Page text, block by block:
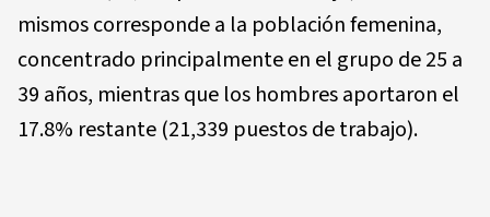
mismos corresponde a la población femenina,
concentrado principalmente en el grupo de 25 a
39 años, mientras que los hombres aportaron el
17.8% restante (21,339 puestos de trabajo).